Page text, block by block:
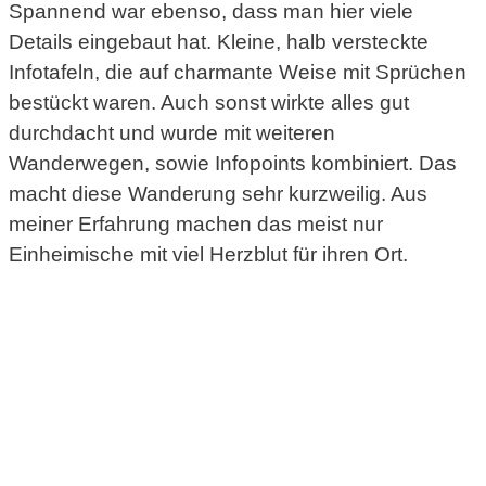
Spannend war ebenso, dass man hier viele
Details eingebaut hat. Kleine, halb versteckte
Infotafeln, die auf charmante Weise mit Sprüchen
bestückt waren. Auch sonst wirkte alles gut
durchdacht und wurde mit weiteren
Wanderwegen, sowie Infopoints kombiniert. Das
macht diese Wanderung sehr kurzweilig. Aus
meiner Erfahrung machen das meist nur
Einheimische mit viel Herzblut für ihren Ort.